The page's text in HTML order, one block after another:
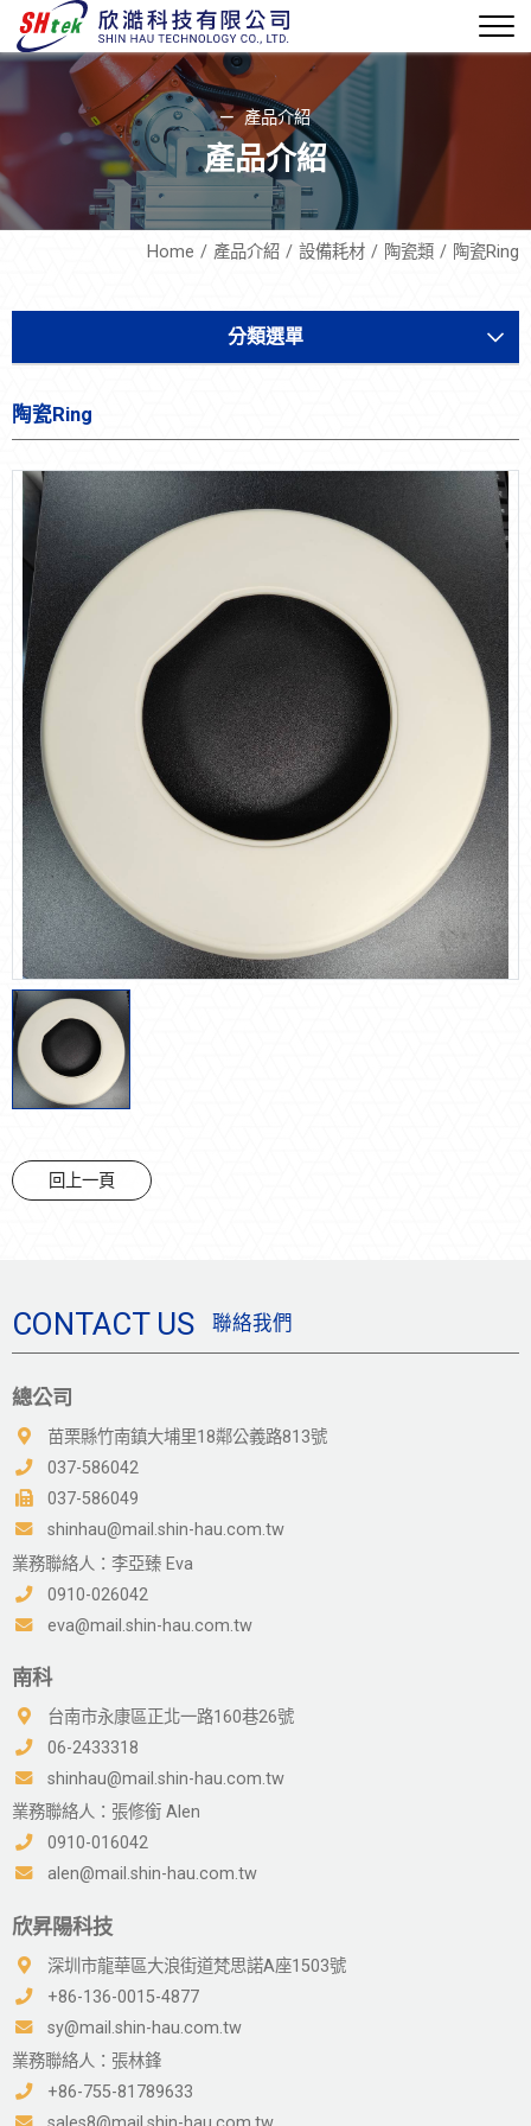
產品介紹
產品介紹
Home 產品介紹 設備耗材 陶瓷類 陶瓷Ring
分類選單
設備耗材
陶瓷類
塑膠金屬類
氟化橡膠
石英類
防震系統
節能減碳
自動化多元系統整合
陶瓷Ring
回上一頁
CONTACT US 聯絡我們
總公司
苗栗縣竹南鎮大埔里18鄰公義路813號
037-586042
037-586049
shinhau@mail.shin-hau.com.tw
業務聯絡人：李亞臻 Eva
0910-026042
eva@mail.shin-hau.com.tw
南科
台南市永康區正北一路160巷26號
06-2433318
shinhau@mail.shin-hau.com.tw
業務聯絡人：張修銜 Alen
0910-016042
alen@mail.shin-hau.com.tw
欣昇陽科技
深圳市龍華區大浪街道梵思諾A座1503號
+86-136-0015-4877
sy@mail.shin-hau.com.tw
業務聯絡人：張林鋒
+86-755-81789633